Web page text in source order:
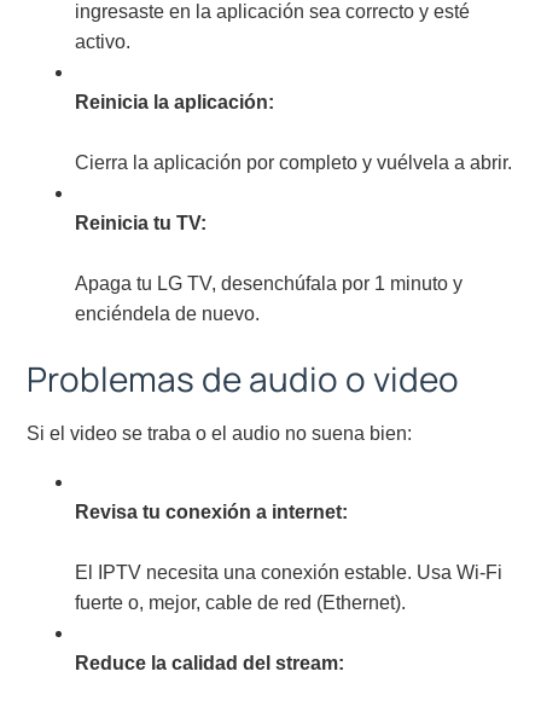
ingresaste en la aplicación sea correcto y esté
activo.
Reinicia la aplicación:
Cierra la aplicación por completo y vuélvela a abrir.
Reinicia tu TV:
Apaga tu LG TV, desenchúfala por 1 minuto y
enciéndela de nuevo.
Problemas de audio o video
Si el video se traba o el audio no suena bien:
Revisa tu conexión a internet:
El IPTV necesita una conexión estable. Usa Wi-Fi
fuerte o, mejor, cable de red (Ethernet).
Reduce la calidad del stream: